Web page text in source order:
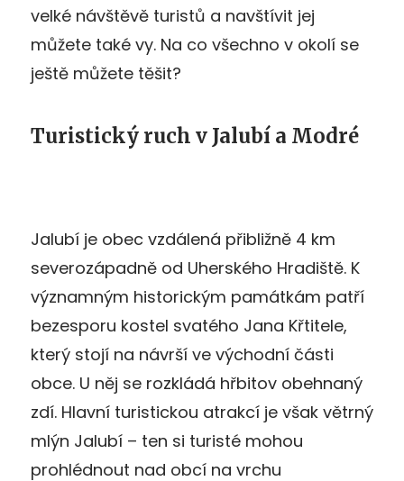
velké návštěvě turistů a navštívit jej
můžete také vy. Na co všechno v okolí se
ještě můžete těšit?
Turistický ruch v Jalubí a Modré
Jalubí je obec vzdálená přibližně 4 km
severozápadně od Uherského Hradiště. K
významným historickým památkám patří
bezesporu kostel svatého Jana Křtitele,
který stojí na návrší ve východní části
obce. U něj se rozkládá hřbitov obehnaný
zdí. Hlavní turistickou atrakcí je však větrný
mlýn Jalubí – ten si turisté mohou
prohlédnout nad obcí na vrchu